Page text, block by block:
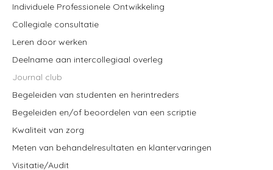
Individuele Professionele Ontwikkeling
Collegiale consultatie
Leren door werken
Deelname aan intercollegiaal overleg
Journal club
Begeleiden van studenten en herintreders
Begeleiden en/of beoordelen van een scriptie
Kwaliteit van zorg
Meten van behandelresultaten en klantervaringen
Visitatie/Audit